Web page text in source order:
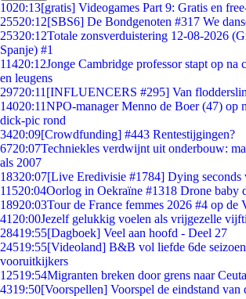
1020:13[gratis] Videogames Part 9: Gratis en
25520:12[SBS6] De Bondgenoten #317 We
25320:12Totale zonsverduistering 12-08-2026
Spanje) #1
11420:12Jonge Cambridge professor stapt op na
en leugens
29720:11 [INFLUENCERS #295] Van
14020:11NPO-manager Menno de Boer (47) op
dick-pic rond
3420:09[Crowdfunding] #443 Rentestijgingen?
6720:07Techniekles verdwijnt uit onderbouw:
als 2007
18320:07[Live Eredivisie #1784] Dying seconds
11520:04Oorlog in Oekraïne #1318 Drone baby
18920:03Tour de France femmes 2026 #4 op de
41 20:00Jezelf gelukkig voelen als vrijgezelle
28419:55[Dagboek] Veel aan hoofd - Deel 27
24519:55[Videoland] B&B vol liefde 6de
vooruitkijkers
12519:54Migranten breken door grens naar
4319:50[Voorspellen] Voorspel de eindstand van